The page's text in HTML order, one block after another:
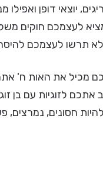
יוצאי דופן
לעצמכם חוקים
תרשו לעצמכם
מכיל את האות ח' אתם
אתכם לזוגיות עם בן
חסונים, נמרצים,